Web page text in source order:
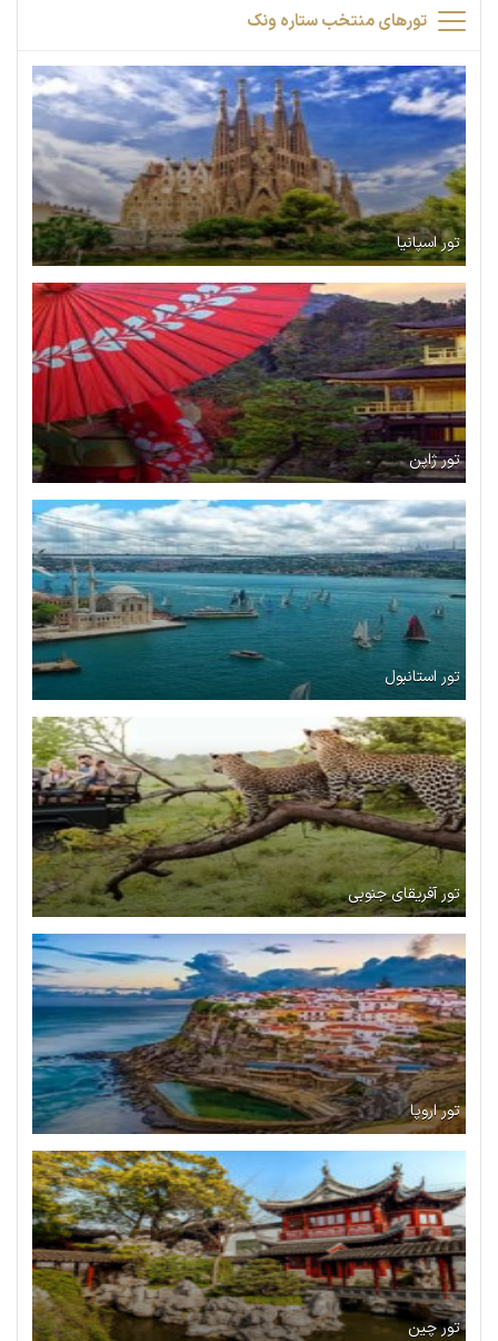
تورهای منتخب ستاره ونک
تور اسپانیا
تور ژاپن
تور استانبول
تور آفریقای جنوبی
تور اروپا
تور چین